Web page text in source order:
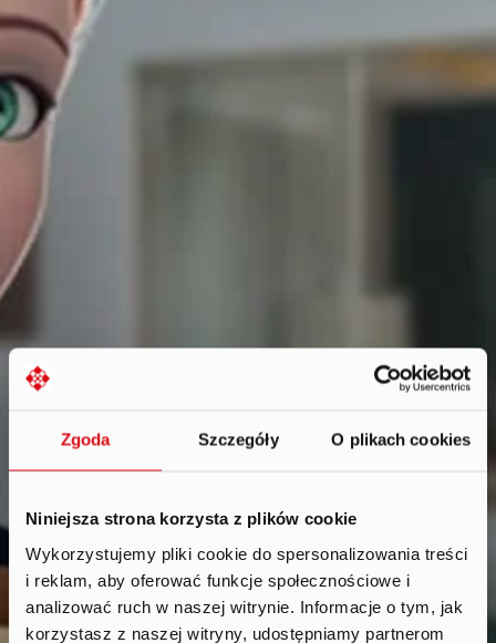
Zgoda Szczegóły O plikach cookies
Niniejsza strona korzysta z plików cookie
Wykorzystujemy pliki cookie do spersonalizowania treści
i reklam, aby oferować funkcje społecznościowe i
analizować ruch w naszej witrynie. Informacje o tym, jak
korzystasz z naszej witryny, udostępniamy partnerom
Reports.